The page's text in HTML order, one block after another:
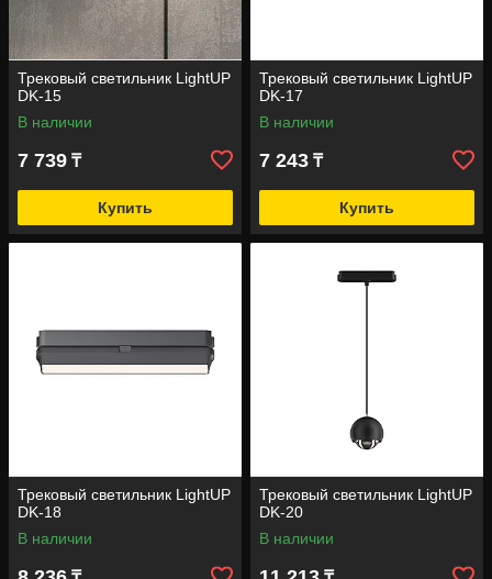
Трековый светильник LightUP
DK-15
В наличии
7 739 ₸
Купить
Трековый светильник LightUP
DK-17
В наличии
7 243 ₸
Купить
Трековый светильник LightUP
DK-18
В наличии
Трековый светильник LightUP
DK-20
В наличии